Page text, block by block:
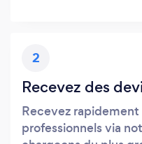
2
Recevez des
Recevez
professionnels via